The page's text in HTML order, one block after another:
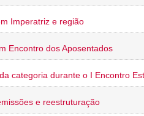
Imperatriz e região
Encontro dos Aposentados
categoria durante o I Encontro
e reestruturação